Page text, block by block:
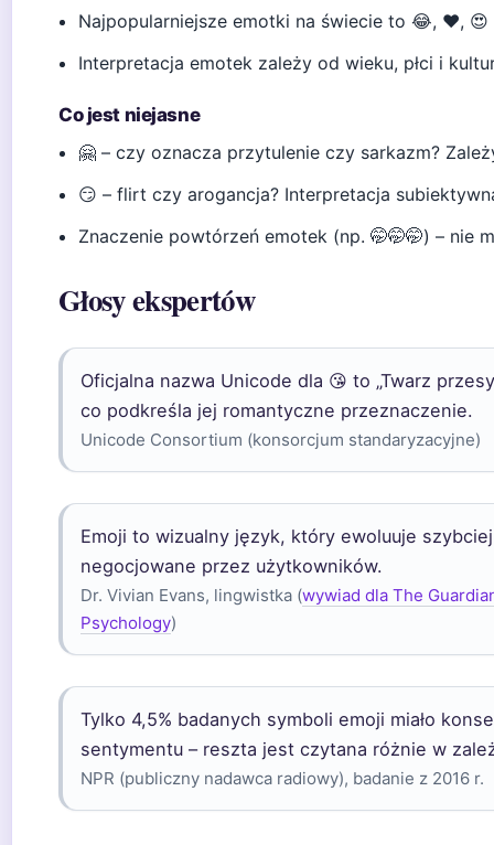
Najpopularniejsze emotki na świecie to 😂, ❤️,
Interpretacja emotek zależy od wieku, płci i
Co jest niejasne
🤗 – czy oznacza przytulenie czy sarkazm?
😏 – flirt czy arogancja? Interpretacja
Znaczenie powtórzeń emotek (np. 🤭🤭🤭) – nie
Głosy ekspertów
Oficjalna nazwa Unicode dla 😘 to „Twarz
co podkreśla jej romantyczne przeznaczenie.
Unicode Consortium (konsorcjum standaryzacyjne)
Emoji to wizualny język, który ewoluuje
negocjowane przez użytkowników.
Dr. Vivian Evans, lingwistka (wywiad dla The
Psychology)
Tylko 4,5% badanych symboli emoji miało
sentymentu – reszta jest czytana różnie w
NPR (publiczny nadawca radiowy), badanie z 2016 r.